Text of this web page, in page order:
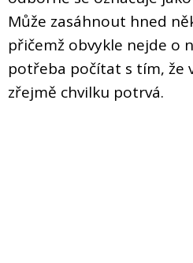
Může zasáhnout hned
přičemž obvykle nejde o
potřeba počítat s tím, že
zřejmě chvilku potrvá.